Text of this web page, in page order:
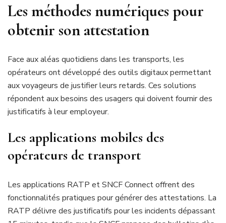
Les méthodes numériques pour
obtenir son attestation
Face aux aléas quotidiens dans les transports, les
opérateurs ont développé des outils digitaux permettant
aux voyageurs de justifier leurs retards. Ces solutions
répondent aux besoins des usagers qui doivent fournir des
justificatifs à leur employeur.
Les applications mobiles des
opérateurs de transport
Les applications RATP et SNCF Connect offrent des
fonctionnalités pratiques pour générer des attestations. La
RATP délivre des justificatifs pour les incidents dépassant